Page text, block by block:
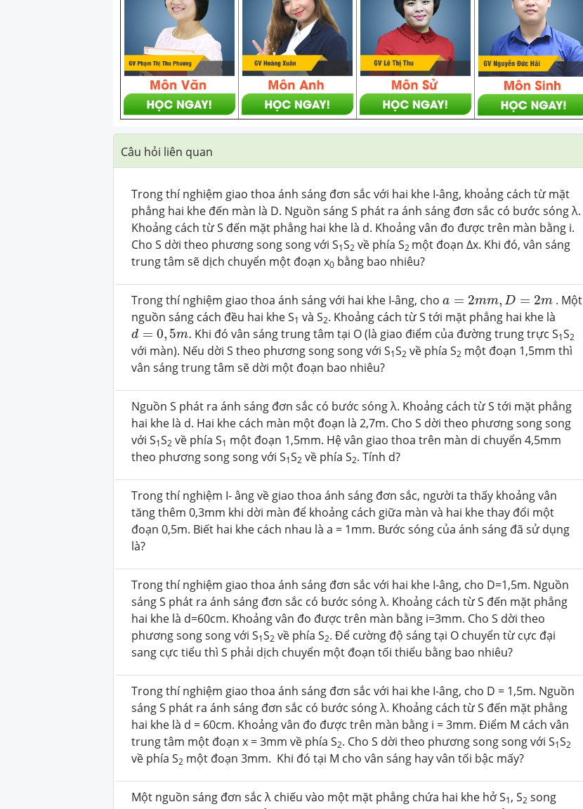
Câu hỏi liên quan
Trong thí nghiệm giao thoa ánh sáng đơn sắc với hai khe I-âng, khoảng cách từ mặt
phẳng hai khe đến màn là D. Nguồn sáng S phát ra ánh sáng đơn sắc có bước sóng λ.
Khoảng cách từ S đến mặt phẳng hai khe là d. Khoảng vân đo được trên màn bằng i.
Cho S dời theo phương song song với S1S2 về phía S2 một đoạn ∆x. Khi đó, vân sáng
trung tâm sẽ dịch chuyển một đoạn x0 bằng bao nhiêu?
Trong thí nghiệm giao thoa ánh sáng với hai khe I-âng, choa = 2mm, D = 2m
a mm,D =2
. Một
nguồn sáng cách đều hai khe S1 và S2. Khoảng cách từ S tới mặt phẳng hai khe là
d = 0, 5m.
d=0,5 m. Khi đó vân sáng trung tâm tại O (là giao điểm của đường trung trực S1S2
với màn). Nếu dời S theo phương song song với S1S2 về phía S2 một đoạn 1,5mm thì
vân sáng trung tâm sẽ dời một đoạn bao nhiêu?
Nguồn S phát ra ánh sáng đơn sắc có bước sóng λ. Khoảng cách từ S tới mặt phẳng
hai khe là d. Hai khe cách màn một đoạn là 2,7m. Cho S dời theo phương song song
với S­1S2 về phía S1 một đoạn 1,5mm. Hệ vân giao thoa trên màn di chuyển 4,5mm
theo phương song song với S1S2 về phía S2. Tính d?
Trong thí nghiệm I- âng về giao thoa ánh sáng đơn sắc, người ta thấy khoảng vân
tăng thêm 0,3mm khi dời màn để khoảng cách giữa màn và hai khe thay đổi một
đoạn 0,5m. Biết hai khe cách nhau là a = 1mm. Bước sóng của ánh sáng đã sử dụng
là?
Trong thí nghiệm giao thoa ánh sáng đơn sắc với hai khe I-âng, cho D=1,5m. Nguồn
sáng S phát ra ánh sáng đơn sắc có bước sóng λ. Khoảng cách từ S đến mặt phẳng
hai khe là d=60cm. Khoảng vân đo được trên màn bằng i=3mm. Cho S dời theo
phương song song với S1S2 về phía S2. Để cường độ sáng tại O chuyển từ cực đại
sang cực tiểu thì S phải dịch chuyển một đoạn tối thiểu bằng bao nhiêu?
Trong thí nghiệm giao thoa ánh sáng đơn sắc với hai khe I-âng, cho D = 1,5m. Nguồn
sáng S phát ra ánh sáng đơn sắc có bước sóng λ. Khoảng cách từ S đến mặt phẳng
hai khe là d = 60cm. Khoảng vân đo được trên màn bằng i = 3mm. Điểm M cách vân
trung tâm một đoạn x = 3mm về phía S2. Cho S dời theo phương song song với S1S2
về phía S2 một đoạn 3mm. Khi đó tại M cho vân sáng hay vân tối bậc mấy?
Một nguồn sáng đơn sắc λ chiếu vào một mặt phẳng chứa hai khe hở S­1, S2 song